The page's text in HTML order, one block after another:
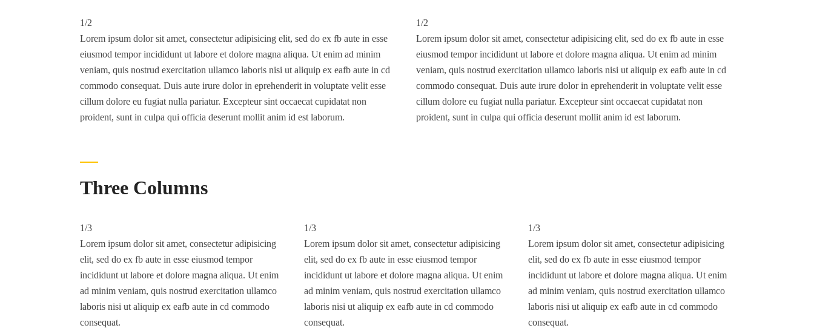
1/2
Lorem ipsum dolor sit amet, consectetur adipisicing elit, sed do ex fb aute in esse
eiusmod tempor incididunt ut labore et dolore magna aliqua. Ut enim ad minim
veniam, quis nostrud exercitation ullamco laboris nisi ut aliquip ex eafb aute in cd
commodo consequat. Duis aute irure dolor in eprehenderit in voluptate velit esse
cillum dolore eu fugiat nulla pariatur. Excepteur sint occaecat cupidatat non
proident, sunt in culpa qui officia deserunt mollit anim id est laborum.
1/2
Lorem ipsum dolor sit amet, consectetur adipisicing elit, sed do ex fb aute in esse
eiusmod tempor incididunt ut labore et dolore magna aliqua. Ut enim ad minim
veniam, quis nostrud exercitation ullamco laboris nisi ut aliquip ex eafb aute in cd
commodo consequat. Duis aute irure dolor in eprehenderit in voluptate velit esse
cillum dolore eu fugiat nulla pariatur. Excepteur sint occaecat cupidatat non
proident, sunt in culpa qui officia deserunt mollit anim id est laborum.
Three Columns
1/3
Lorem ipsum dolor sit amet, consectetur adipisicing
elit, sed do ex fb aute in esse eiusmod tempor
incididunt ut labore et dolore magna aliqua. Ut enim
ad minim veniam, quis nostrud exercitation ullamco
laboris nisi ut aliquip ex eafb aute in cd commodo
consequat.
1/3
Lorem ipsum dolor sit amet, consectetur adipisicing
elit, sed do ex fb aute in esse eiusmod tempor
incididunt ut labore et dolore magna aliqua. Ut enim
ad minim veniam, quis nostrud exercitation ullamco
laboris nisi ut aliquip ex eafb aute in cd commodo
consequat.
1/3
Lorem ipsum dolor sit amet, consectetur adipisicing
elit, sed do ex fb aute in esse eiusmod tempor
incididunt ut labore et dolore magna aliqua. Ut enim
ad minim veniam, quis nostrud exercitation ullamco
laboris nisi ut aliquip ex eafb aute in cd commodo
consequat.